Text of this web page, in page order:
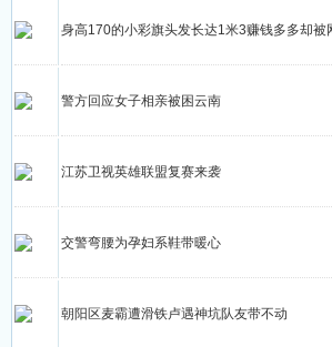
身高170的小彩旗头发长达1米3赚钱多多却被
警方回应女子相亲被困云南
江苏卫视英雄联盟复赛来袭
交警弯腰为孕妇系鞋带暖心
朝阳区麦霸遭滑铁卢遇神坑队友带不动